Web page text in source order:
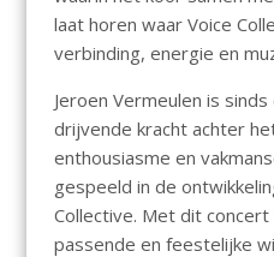
laat horen waar Voice
verbinding, energie en
Jeroen Vermeulen is
drijvende kracht achter
enthousiasme en
gespeeld in de
Collective. Met dit
passende en feestelijke